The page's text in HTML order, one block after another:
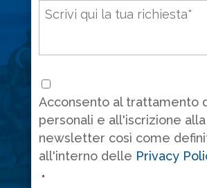
Messaggio *
Consenso
Acconsento al trattamento
personali e all'iscrizione alla
newsletter così come
all'interno delle Privacy
*